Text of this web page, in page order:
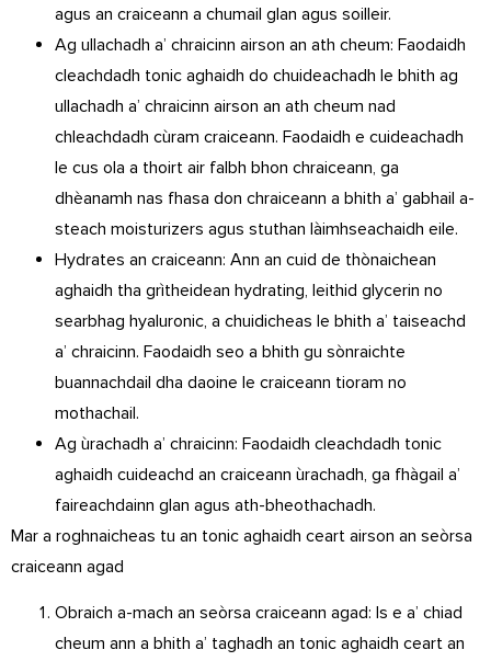
agus an craiceann a chumail glan agus soilleir.
Ag ullachadh a’ chraicinn airson an ath cheum: Faodaidh
cleachdadh tonic aghaidh do chuideachadh le bhith ag
ullachadh a’ chraicinn airson an ath cheum nad
chleachdadh cùram craiceann. Faodaidh e cuideachadh
le cus ola a thoirt air falbh bhon chraiceann, ga
dhèanamh nas fhasa don chraiceann a bhith a’ gabhail a-
steach moisturizers agus stuthan làimhseachaidh eile.
Hydrates an craiceann: Ann an cuid de thònaichean
aghaidh tha grìtheidean hydrating, leithid glycerin no
searbhag hyaluronic, a chuidicheas le bhith a’ taiseachd
a’ chraicinn. Faodaidh seo a bhith gu sònraichte
buannachdail dha daoine le craiceann tioram no
mothachail.
Ag ùrachadh a’ chraicinn: Faodaidh cleachdadh tonic
aghaidh cuideachd an craiceann ùrachadh, ga fhàgail a’
faireachdainn glan agus ath-bheothachadh.
Mar a roghnaicheas tu an tonic aghaidh ceart airson an seòrsa
craiceann agad
Obraich a-mach an seòrsa craiceann agad: Is e a’ chiad
cheum ann a bhith a’ taghadh an tonic aghaidh ceart an